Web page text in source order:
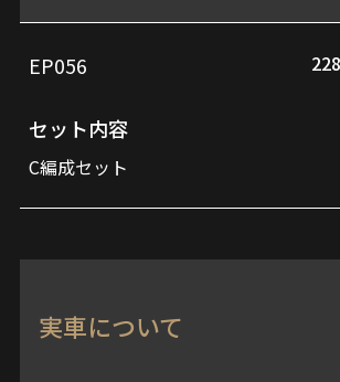
EP056
セット内容
C編成セット
実車について